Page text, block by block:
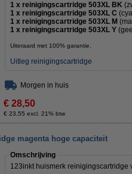
1 x reinigingscartridge 503XL BK
1 x reinigingscartridge 503XL C
1 x reinigingscartridge 503XL M
1 x reinigingscartridge 503XL Y
Uiteraard met 100% garantie.
Uitleg reinigingscartridge
Morgen in huis
€ 28,50
€ 23,55 excl. 21% btw
magenta hoge capaciteit
Omschrijving
123inkt huismerk